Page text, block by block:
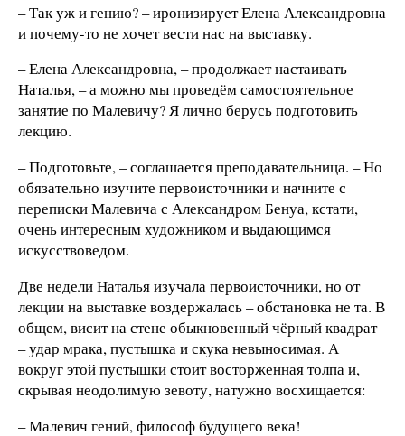
– Так уж и гению? – иронизирует Елена Александровна
и почему-то не хочет вести нас на выставку.
– Елена Александровна, – продолжает настаивать
Наталья, – а можно мы проведём самостоятельное
занятие по Малевичу? Я лично берусь подготовить
лекцию.
– Подготовьте, – соглашается преподавательница. – Но
обязательно изучите первоисточники и начните с
переписки Малевича с Александром Бенуа, кстати,
очень интересным художником и выдающимся
искусствоведом.
Две недели Наталья изучала первоисточники, но от
лекции на выставке воздержалась – обстановка не та. В
общем, висит на стене обыкновенный чёрный квадрат
– удар мрака, пустышка и скука невыносимая. А
вокруг этой пустышки стоит восторженная толпа и,
скрывая неодолимую зевоту, натужно восхищается:
– Малевич гений, философ будущего века!